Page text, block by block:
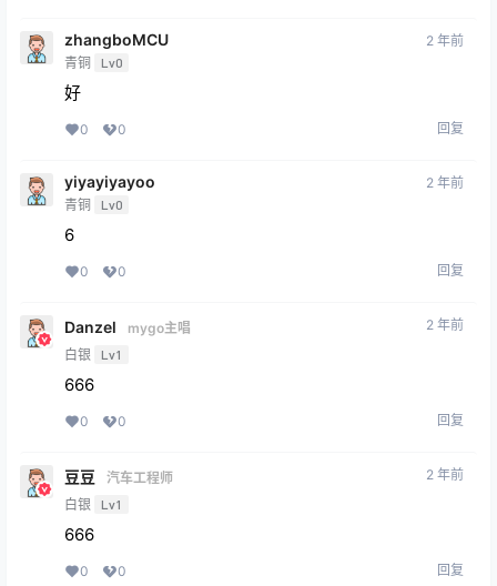
zhangboMCU
青铜 Lv0
2 年前
好
0 0 回复
yiyayiyayoo
青铜 Lv0
2 年前
6
0 0 回复
Danzel
mygo主唱
白银
Lv1
2 年前
666
0 0 回复
豆豆
汽车工程师
白银
Lv1
2 年前
666
0 0 回复